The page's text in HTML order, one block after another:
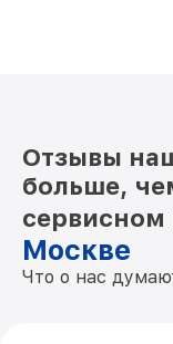
Отзывы
больше,
сервисном
Москве
Что о нас